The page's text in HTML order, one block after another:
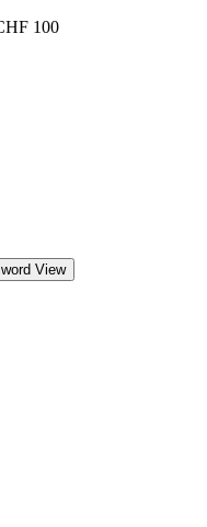
100
View